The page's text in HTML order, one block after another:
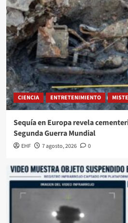
CIENCIA ENTRETENIMIENTO
Sequía en Europa revela
Segunda Guerra Mundial
EHF 7 agosto, 2026 0